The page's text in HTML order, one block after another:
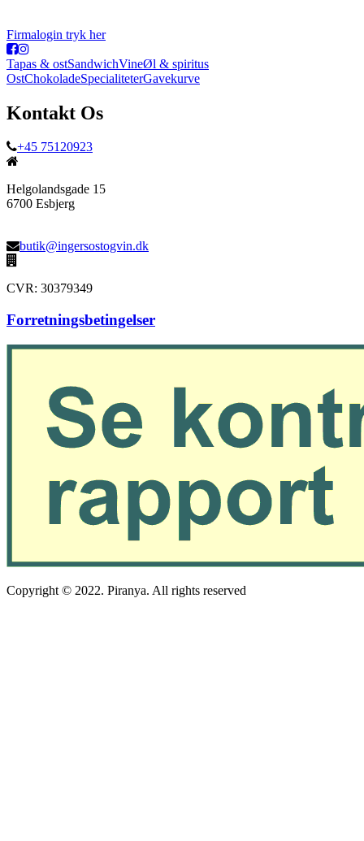
Firmalogin tryk her
Tapas & ostSandwichVineØl & spiritus
OstChokoladeSpecialiteterGavekurve
Kontakt Os
+45 75120923
Helgolandsgade 15
6700 Esbjerg
butik@ingersostogvin.dk
CVR: 30379349
Forretningsbetingelser
Copyright © 2022. Piranya. All rights reserved